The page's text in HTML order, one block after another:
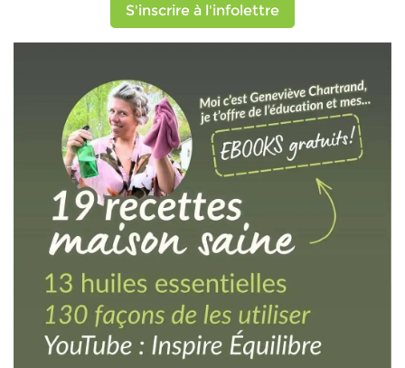
S'inscrire à l'infolettre